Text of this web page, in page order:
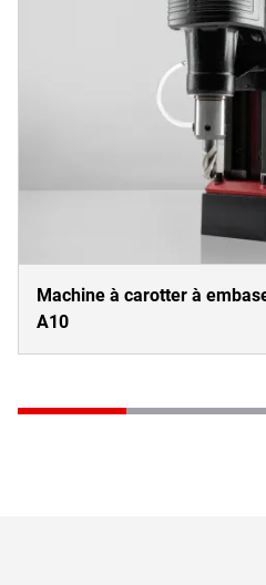
Machine à carotter à
A10